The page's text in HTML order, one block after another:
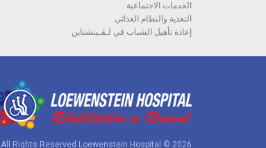
الخدمات الاجتماعية
التغذية والنظام الغذائي
إعادة تأهيل الشباب في لـﭭـينشتاين
All Rights Reserved Loewenstein Hospital © 2026